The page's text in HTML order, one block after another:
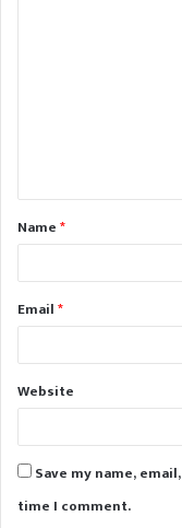
t
*Name*
Email*
Website
Save my name,
time I comment.